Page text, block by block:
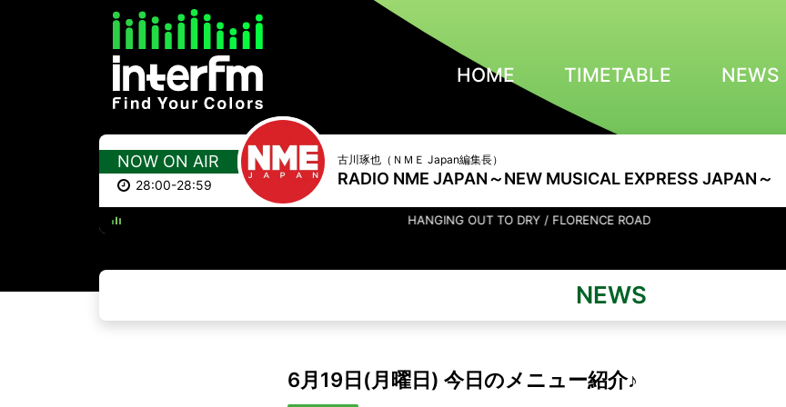
HOME TIMETABLE NEWS
NOW ON AIR
28:00-28:59
古川琢也（ＮＭＥ Japan編集長）
RADIO NME JAPAN～NEW MUSICAL EXPRESS JAPAN～
HANGING OUT TO DRY / FLORENCE ROAD
NEWS
6月19日(月曜日) 今日のメニュー紹介♪